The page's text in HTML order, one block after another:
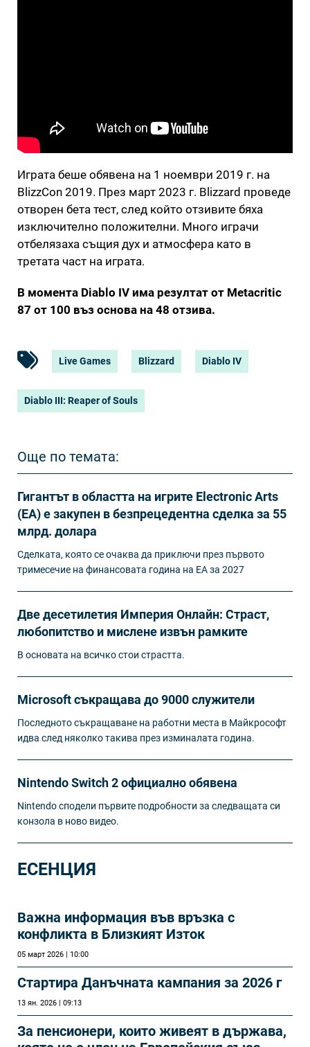
Играта беше обявена на 1 ноември 2019 г. на
BlizzCon 2019. През март 2023 г. Blizzard проведе
отворен бета тест, след който отзивите бяха
изключително положителни. Много играчи
отбелязаха същия дух и атмосфера като в
третата част на играта.
В момента Diablo IV има резултат от Metacritic
87 от 100 въз основа на 48 отзива.
Live Games Blizzard Diablo IV
Diablo III: Reaper of Souls
Още по темата:
Гигантът в областта на игрите Electronic Arts
(EA) е закупен в безпрецедентна сделка за 55
млрд. долара
Сделката, която се очаква да приключи през първото
тримесечие на финансовата година на EA за 2027
Две десетилетия Империя Онлайн: Страст,
любопитство и мислене извън рамките
В основата на всичко стои страстта.
Microsoft съкращава до 9000 служители
Последното съкращаване на работни места в Майкрософт
идва след няколко такива през изминалата година.
Nintendo Switch 2 официално обявена
Nintendo сподели първите подробности за следващата си
конзола в ново видео.
ЕСЕНЦИЯ
Важна информация във връзка с
конфликта в Близкият Изток
05 март 2026 | 10:00
Стартира Данъчната кампания за 2026 г
13 ян. 2026 | 09:13
За пенсионери, които живеят в държава,